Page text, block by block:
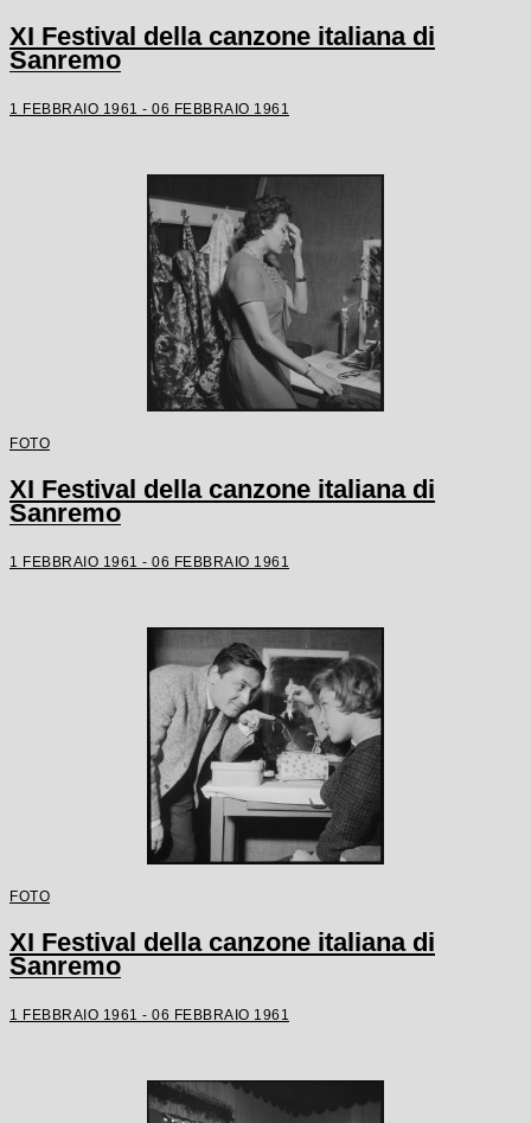
XI Festival della canzone italiana di
Sanremo
1 FEBBRAIO 1961 - 06 FEBBRAIO 1961
FOTO
XI Festival della canzone italiana di
Sanremo
1 FEBBRAIO 1961 - 06 FEBBRAIO 1961
FOTO
XI Festival della canzone italiana di
Sanremo
1 FEBBRAIO 1961 - 06 FEBBRAIO 1961